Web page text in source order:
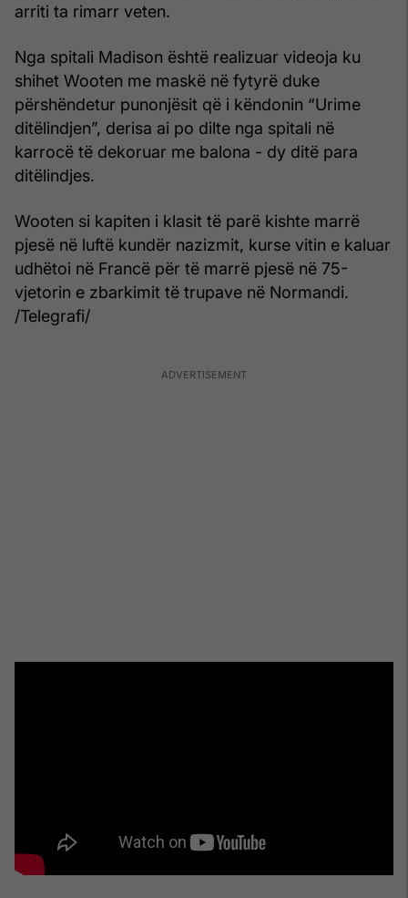
arriti ta rimarr veten.
Nga spitali Madison është realizuar videoja ku
shihet Wooten me maskë në fytyrë duke
përshëndetur punonjësit që i këndonin “Urime
ditëlindjen”, derisa ai po dilte nga spitali në
karrocë të dekoruar me balona - dy ditë para
ditëlindjes.
Wooten si kapiten i klasit të parë kishte marrë
pjesë në luftë kundër nazizmit, kurse vitin e kaluar
udhëtoi në Francë për të marrë pjesë në 75-
vjetorin e zbarkimit të trupave në Normandi.
/Telegrafi/